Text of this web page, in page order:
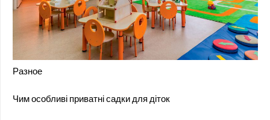
Разное
Чим особливі приватні садки для діток